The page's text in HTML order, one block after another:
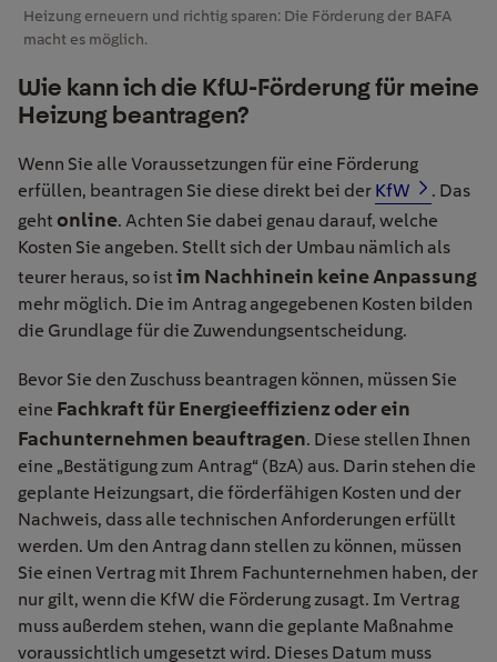
Heizung erneuern und richtig sparen: Die Förderung der BAFA
macht es möglich.
Wie kann ich die KfW-Förderung für meine
Heizung beantragen?
Wenn Sie alle Voraussetzungen für eine Förderung
erfüllen, beantragen Sie diese direkt bei der KfW
. Das
geht online. Achten Sie dabei genau darauf, welche
Kosten Sie angeben. Stellt sich der Umbau nämlich als
teurer heraus, so ist im Nachhinein keine Anpassung
mehr möglich. Die im Antrag angegebenen Kosten bilden
die Grundlage für die Zuwendungsentscheidung.
Bevor Sie den Zuschuss beantragen können, müssen Sie
eine Fachkraft für Energie­effizienz oder ein
Fachunternehmen beauftragen. Diese stellen Ihnen
eine „Bestätigung zum Antrag“ (BzA) aus. Darin stehen die
geplante Heizungsart, die förderfähigen Kosten und der
Nachweis, dass alle technischen Anforderungen erfüllt
werden. Um den Antrag dann stellen zu können, müssen
Sie einen Vertrag mit Ihrem Fachunternehmen haben, der
nur gilt, wenn die KfW die Förderung zusagt. Im Vertrag
muss außerdem stehen, wann die geplante Maßnahme
voraussichtlich umgesetzt wird. Dieses Datum muss